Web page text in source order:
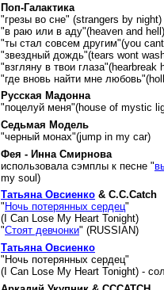
Поп-Галактика
"грезы во сне" (strangers by night)
"в раю или в аду"(heaven and hell)
"ты стал совсем другим"(you
"звездный дождь"(tears wont
"взгляну в твои глаза"(hearbreak
"где вновь найти мне
Русская Мадонна
"поцелуй меня"(house of mystic
Седьмая Модель
"черный монах"(jump in my car)
Фея - Инна Смирнова
использовала сэмплы к песне "
my soul)
Татьяна Овсиенко & C.C.Catch
" Ночь потерянных сердец"
(I Can Lose My Heart Tonight)
"Стоят девчонки" (RUSSIAN)
Татьяна Овсиенко
"Ночь потерянных сердец"
(I Can Lose My Heart Tonight) -